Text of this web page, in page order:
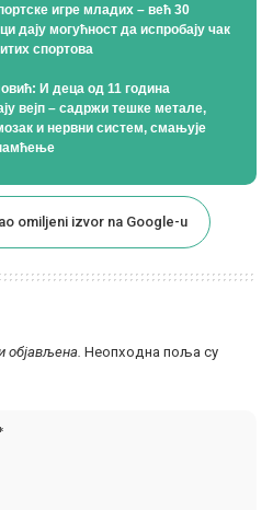
игре младих – већ 30
дају могућност да испробају чак
спортова
И деца од 11 година
вејп – садржи тешке метале,
и нервни систем, смањује
omiljeni izvor na Google-u
објављена. Неопходна поља су